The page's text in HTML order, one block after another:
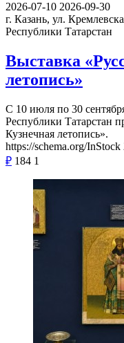
2026-07-10 2026-09-30
г. Казань, ул.
Республики Татарстан
Выставка
летопись»
С 10 июля по 30
Республики Татарстан
Кузнечная летопись».
https://schema.org/InStock
₽ 184 1